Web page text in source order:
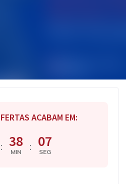
ACABAM EM:
: 38
MIN : 06
SEG